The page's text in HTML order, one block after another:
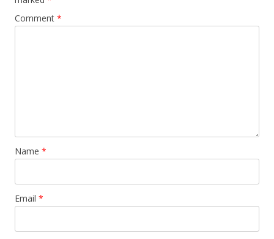
Comment *
Name *
Email *